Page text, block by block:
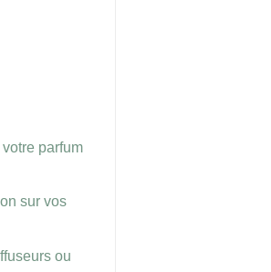
parfum
sur vos
ou